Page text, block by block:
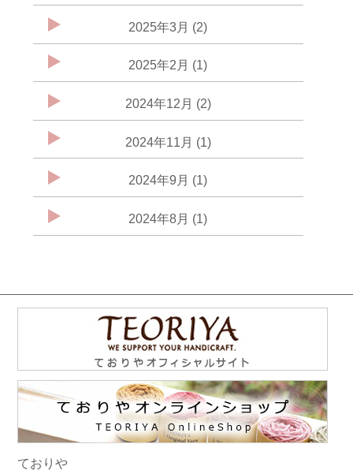
2025年3月 (2)
2025年2月 (1)
2024年12月 (2)
2024年11月 (1)
2024年9月 (1)
2024年8月 (1)
ておりや